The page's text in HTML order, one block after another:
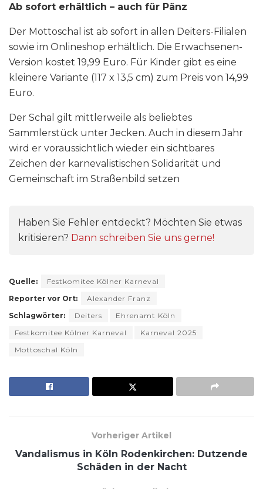
Ab sofort erhältlich – auch für Pänz
Der Mottoschal ist ab sofort in allen Deiters-Filialen
sowie im Onlineshop erhältlich. Die Erwachsenen-
Version kostet 19,99 Euro. Für Kinder gibt es eine
kleinere Variante (117 x 13,5 cm) zum Preis von 14,99
Euro.
Der Schal gilt mittlerweile als beliebtes
Sammlerstück unter Jecken. Auch in diesem Jahr
wird er voraussichtlich wieder ein sichtbares
Zeichen der karnevalistischen Solidarität und
Gemeinschaft im Straßenbild setzen
Haben Sie Fehler entdeckt? Möchten Sie etwas
kritisieren? Dann schreiben Sie uns gerne!
Quelle:
Festkomitee Kölner Karneval
Reporter vor Ort:
Alexander Franz
Schlagwörter:
Deiters
Ehrenamt Köln
Festkomitee Kölner Karneval
Karneval 2025
Mottoschal Köln
Vorheriger Artikel
Vandalismus in Köln Rodenkirchen: Dutzende
Schäden in der Nacht